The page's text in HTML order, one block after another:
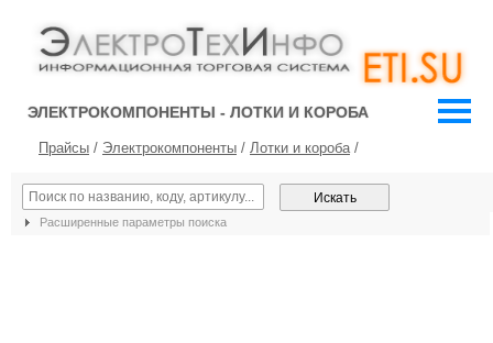
ЭЛЕКТРОКОМПОНЕНТЫ - ЛОТКИ И КОРОБА
Прайсы / Электрокомпоненты / Лотки и короба/
Расширенные параметры поиска